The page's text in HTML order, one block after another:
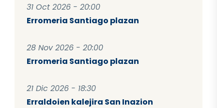
31 Oct 2026 - 20:00
Erromeria Santiago plazan
28 Nov 2026 - 20:00
Erromeria Santiago plazan
21 Dic 2026 - 18:30
Erraldoien kalejira San Inazion